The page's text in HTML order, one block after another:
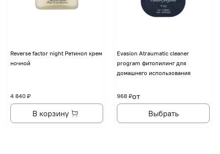
Reverse factor night Ретинол крем
ночной
4 840 ₽
В корзину
Evasion Atraumatic cleaner
program фитопилинг для
домашнего использования
от
968 ₽
Выбрать